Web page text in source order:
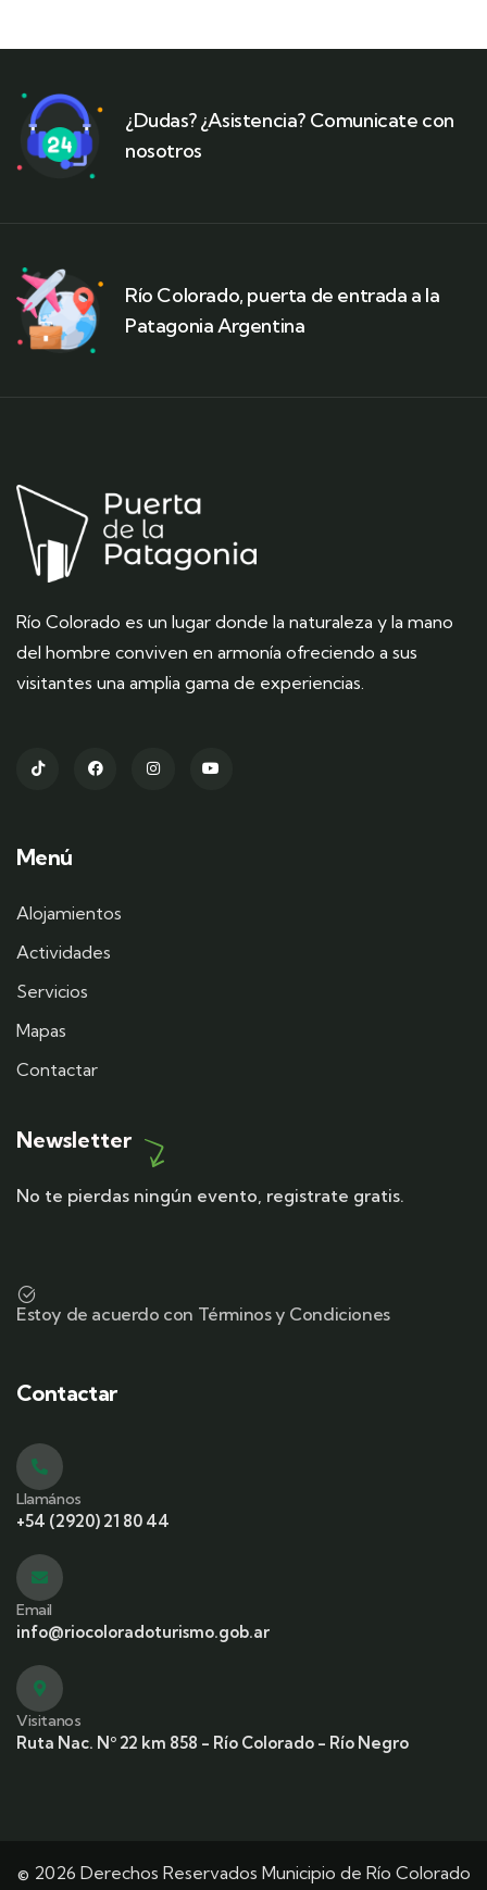
¿Dudas? ¿Asistencia? Comunicate con
nosotros
Río Colorado, puerta de entrada a la
Patagonia Argentina
Río Colorado es un lugar donde la naturaleza y la mano
del hombre conviven en armonía ofreciendo a sus
visitantes una amplia gama de experiencias.
Menú
Alojamientos
Actividades
Servicios
Mapas
Contactar
Newsletter
No te pierdas ningún evento, registrate gratis.
Estoy de acuerdo con Términos y Condiciones
Contactar
Llamános
+54 (2920) 21 80 44
Email
info@riocoloradoturismo.gob.ar
Visitanos
Ruta Nac. Nº 22 km 858 - Río Colorado - Río Negro
© 2026 Derechos Reservados Municipio de Río Colorado